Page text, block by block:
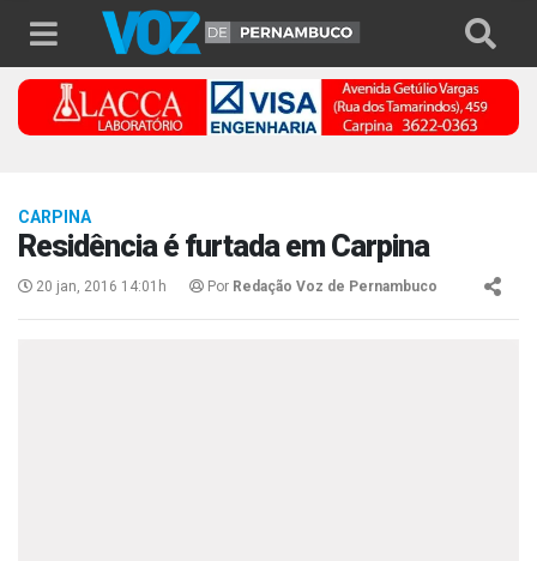
CARPINA
Residência é furtada em Carpina
20 jan, 2016 14:01h Por Redação Voz de Pernambuco